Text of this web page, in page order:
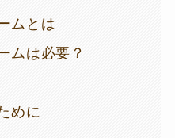
ムとは
ムは必要？
めに